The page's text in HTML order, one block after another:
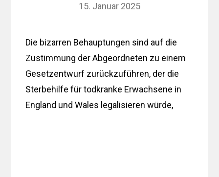
15. Januar 2025
Die bizarren Behauptungen sind auf die
Zustimmung der Abgeordneten zu einem
Gesetzentwurf zurückzuführen, der die
Sterbehilfe für todkranke Erwachsene in
England und Wales legalisieren würde,